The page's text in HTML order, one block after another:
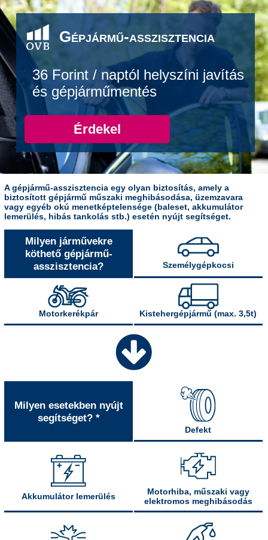
Gépjármű-asszisztencia
36 Forint / naptól helyszíni javítás
és gépjárműmentés
Érdekel
A gépjármű-asszisztencia egy olyan biztosítás, amely a
biztosított gépjármű műszaki meghibásodása, üzemzavara
vagy egyéb okú menetképtelensége (baleset, akkumulátor
lemerülés, hibás tankolás stb.) esetén nyújt segítséget.
Milyen járművekre
köthető gépjármű-
asszisztencia?
Személygépkocsi
Motorkerékpár Kistehergépjármű (max. 3,5t)
Milyen esetekben nyújt
segítséget? *
Defekt
Akkumulátor lemerülés
Motorhiba, műszaki vagy
elektromos meghibásodás